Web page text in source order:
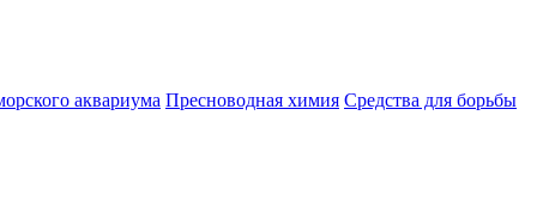
аквариума Пресноводная химия Средства для борьбы